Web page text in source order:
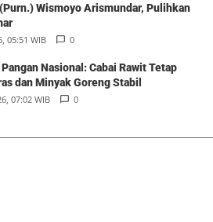
Wismoyo Arismundar, Pulihkan
05:51 WIB 0
Nasional: Cabai Rawit Tetap
dan Minyak Goreng Stabil
07:02 WIB 0